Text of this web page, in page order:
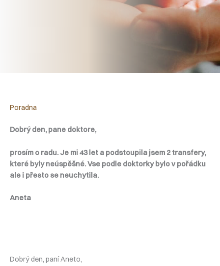
Poradna
Dobrý den, pane doktore,
prosím o radu. Je mi 43 let a podstoupila jsem 2 transfery,
které byly neúspěšné. Vse podle doktorky bylo v pořádku
ale i přesto se neuchytila.
Aneta
Dobrý den, paní Aneto,